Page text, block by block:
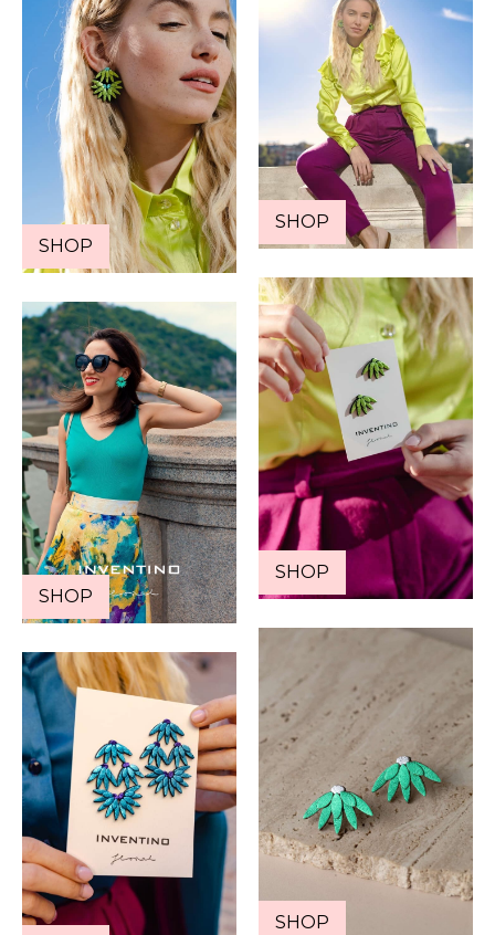
SHOP
SHOP
SHOP
SHOP
SHOP